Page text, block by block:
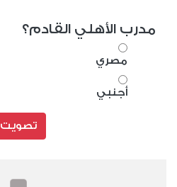
مدرب الأهلي القادم؟
مصري
أجنبي
تصويت